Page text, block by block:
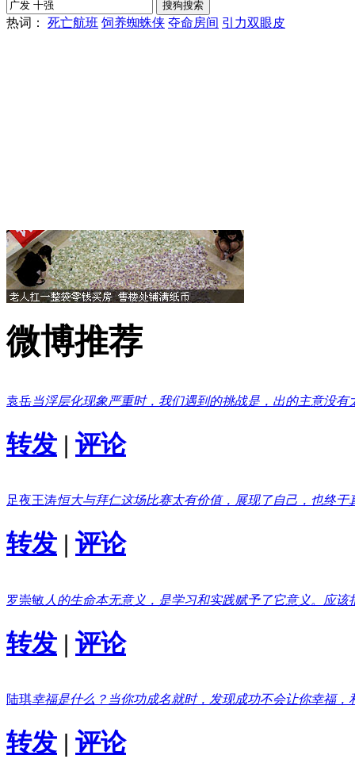
热词： 死亡航班 饲养蜘蛛侠 夺命房间 引力双眼皮
微博推荐
袁岳当浮层化现象严重时，我们遇到的挑战是，出的主意没
转发 | 评论
足夜王涛恒大与拜仁这场比赛太有价值，展现了自己，也终
转发 | 评论
罗崇敏 人的生命本无意义，是学习和实践赋予了它意义。应
转发 | 评论
陆琪幸福是什么？当你功成名就时，发现成功不会让你幸福
转发 | 评论